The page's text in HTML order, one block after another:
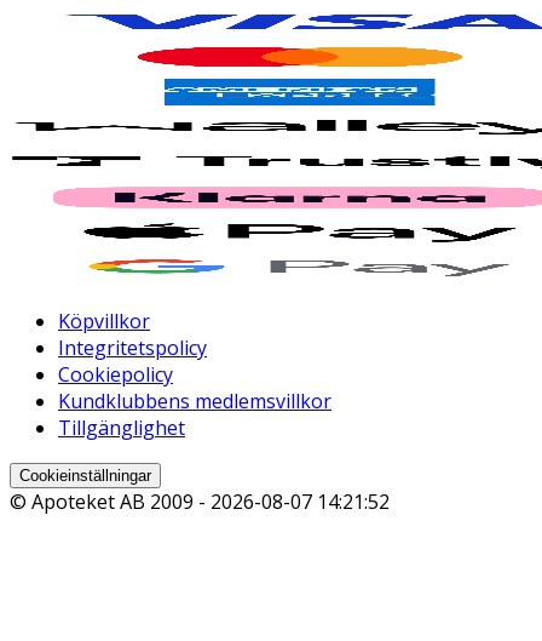
Köpvillkor
Integritetspolicy
Cookiepolicy
Kundklubbens medlemsvillkor
Tillgänglighet
Cookieinställningar
© Apoteket AB 2009 - 2026-08-07 14:21:52